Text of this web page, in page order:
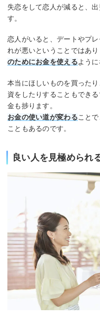
失恋をして恋人が減ると、
す。
恋人がいると、デートやプ
れが悪いということではあ
のためにお金を使えるように
本当にほしいものを買った
資をしたりすることもでき
金も捗ります。
お金の使い道が変わること
こともあるのです。
良い人を見極められ